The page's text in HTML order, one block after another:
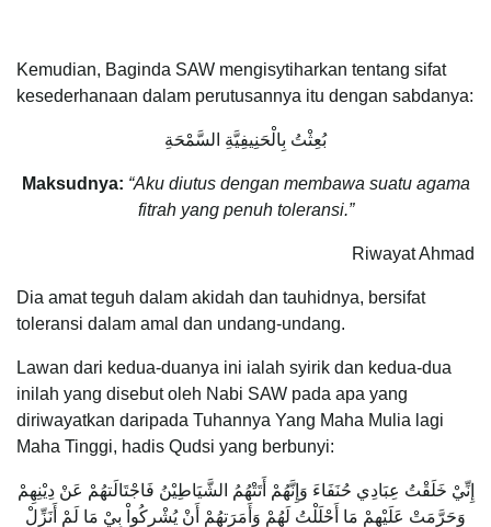
Kemudian, Baginda SAW mengisytiharkan tentang sifat
kesederhanaan dalam perutusannya itu dengan sabdanya:
بُعِثْتُ بِالْحَنِيفِيَّةِ السَّمْحَةِ
Maksudnya: “Aku diutus dengan membawa suatu agama
fitrah yang penuh toleransi.”
Riwayat Ahmad
Dia amat teguh dalam akidah dan tauhidnya, bersifat
toleransi dalam amal dan undang-undang.
Lawan dari kedua-duanya ini ialah syirik dan kedua-dua
inilah yang disebut oleh Nabi SAW pada apa yang
diriwayatkan daripada Tuhannya Yang Maha Mulia lagi
Maha Tinggi, hadis Qudsi yang berbunyi:
إِنِّيْ خَلَقْتُ عِبَادِي حُنَفَاءَ وَإِنَّهُمْ أَتَتْهُمُ الشَّيَاطِيْنُ فَاجْتَالَتهُمْ عَنْ دِيْنِهِمْ
وَحَرَّمَتْ عَلَيْهِمْ مَا أَحْلَلْتُ لَهُمْ وَأَمَرَتهُمْ أَنْ يُشْرِكُواْ بِيْ مَا لَمْ أَنَزِّلْ